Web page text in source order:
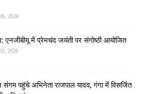
2026
एनजीबीयू में प्रेमचंद जयंती पर संगोष्ठी आयोजित
2026
संगम पहुंचे अभिनेता राजपाल यादव, गंगा में विसर्जित